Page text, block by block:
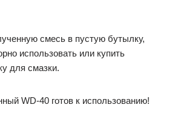
смесь в пустую бутылку,
использовать или купить
для смазки.
WD-40 готов к использованию!